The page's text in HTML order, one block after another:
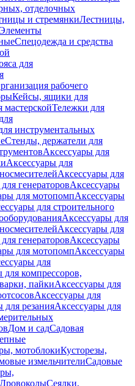
отделочных
и стремянкиЛестницы,
Спецодежда и средства
для
рабочего
Кейсы, ящики для
мастерскойТележки для
инструментальных
Стенды, держатели для
Аксессуары для
Аксессуары для
Аксессуары для
генераторовАксессуары
для мотопомпАксессуары
для строительного
Аксессуары для
Аксессуары для
генераторовАксессуары
для мотопомпАксессуары
для
для компрессоров,
пайкиАксессуары для
Аксессуары для
для резанияАксессуары для
Дом и садСадовая
мотоблокиКусторезы,
измельчителиСадовые
ДровоколыСеялки,